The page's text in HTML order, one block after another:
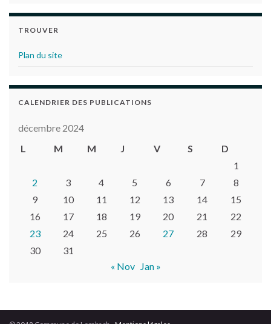
TROUVER
Plan du site
CALENDRIER DES PUBLICATIONS
décembre 2024
L
M M J V S
D
1
2
3 4 5 6 7
8
9
10 11 12 13 14
15
16
17 18 19 20 21
22
23
24 25 26 27 28
29
30
31
« Nov Jan »